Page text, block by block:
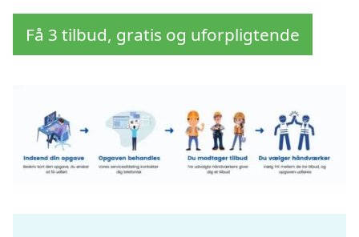
Få 3 tilbud, gratis og uforpligtende